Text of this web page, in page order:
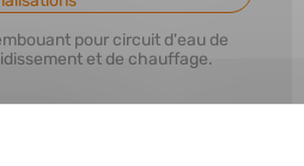
pour circuit d'eau de
et de chauffage.